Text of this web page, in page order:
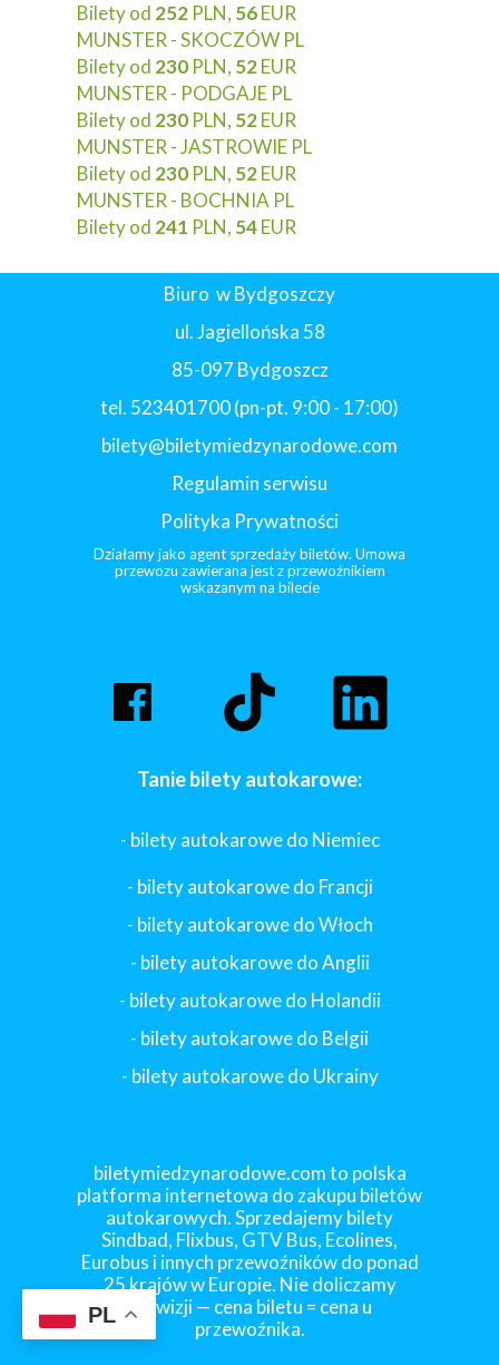
PL
Bilety od 252 PLN, 56EUR
MUNSTER - SKOCZÓW PL
Bilety od 230 PLN, 52EUR
MUNSTER - PODGAJE PL
Bilety od 230 PLN, 52EUR
MUNSTER - JASTROWIE PL
Bilety od 230 PLN, 52EUR
MUNSTER - BOCHNIA PL
Bilety od 241 PLN, 54EUR
biletymiedzynarodowe.com to polska
platforma internetowa do zakupu biletów
autokarowych. Sprzedajemy bilety
Sindbad, Flixbus, GTV Bus, Ecolines,
Eurobus i innych przewoźników do ponad
25 krajów w Europie. Nie doliczamy
prowizji — cena biletu = cena u
przewoźnika.
Tanie bilety autokarowe:
- bilety autokarowe do Niemiec
- bilety autokarowe do Francji
- bilety autokarowe do Włoch
- bilety autokarowe do Anglii
- bilety autokarowe do Holandii
- bilety autokarowe do Belgii
- bilety autokarowe do Ukrainy
Biuro w Bydgoszczy
ul. Jagiellońska 58
85-097 Bydgoszcz
tel. 523401700 (pn-pt. 9:00 - 17:00)
bilety@biletymiedzynarodowe.com
Regulamin serwisu
Polityka Prywatności
Działamy jako agent sprzedaży biletów. Umowa
przewozu zawierana jest z przewoźnikiem
wskazanym na bilecie